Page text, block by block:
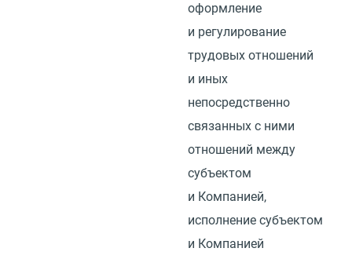
оформление
и регулирование
трудовых отношений
и иных
непосредственно
связанных с ними
отношений между
субъектом
и Компанией,
исполнение субъектом
и Компанией